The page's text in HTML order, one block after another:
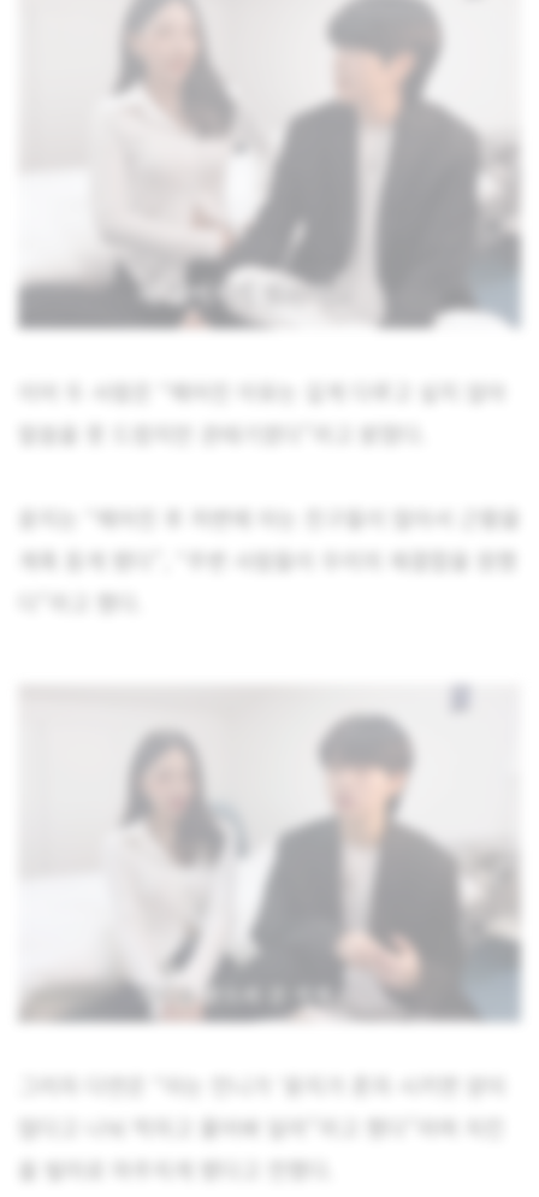
이어 두 사람은 “헤어진 이유는 깊게 다루고 싶지 않아
말씀을 못 드렸지만 권태기였다”라고 밝혔다.
윤지는 “헤어진 후 저변에 아는 친구들이 많아서 근황을
계혹 듣게 됐다”, “주변 사람들이 우리의 재결합을 원했
많다고 나눠 먹자고 물어봐 달라”라고 했다”라며 치킨
을 빌미로 마주치게 됐다고 전했다.